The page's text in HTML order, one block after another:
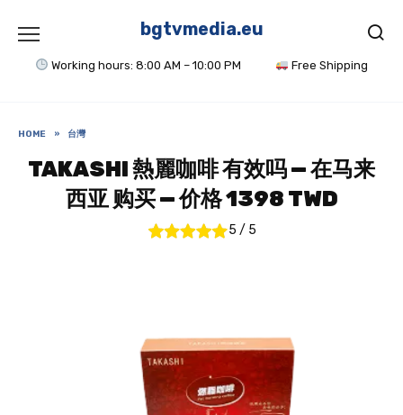
content
bgtvmedia.eu
Working hours: 8:00 AM – 10:00 PM Free Shipping
HOME » 台灣
TAKASHI 熱麗咖啡 有效吗 — 在马来
西亚 购买 — 价格 1398 TWD
5 / 5